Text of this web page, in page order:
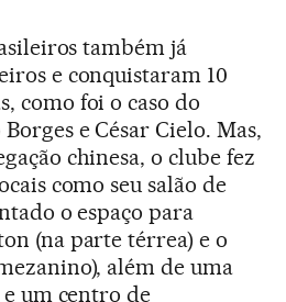
também já
e conquistaram 10
como foi o caso do
e César Cielo. Mas,
chinesa, o clube fez
como seu salão de
o espaço para
(na parte térrea) e o
além de uma
um centro de